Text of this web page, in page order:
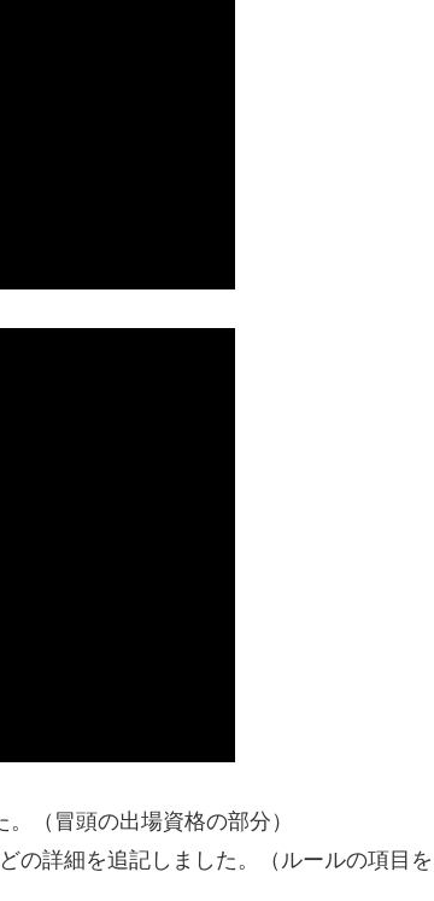
（冒頭の出場資格の部分）
詳細を追記しました。（ルールの項目